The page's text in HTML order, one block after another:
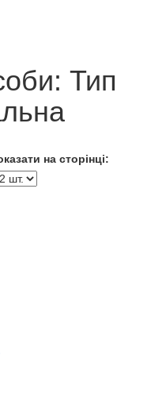
Тип
на сторінці: